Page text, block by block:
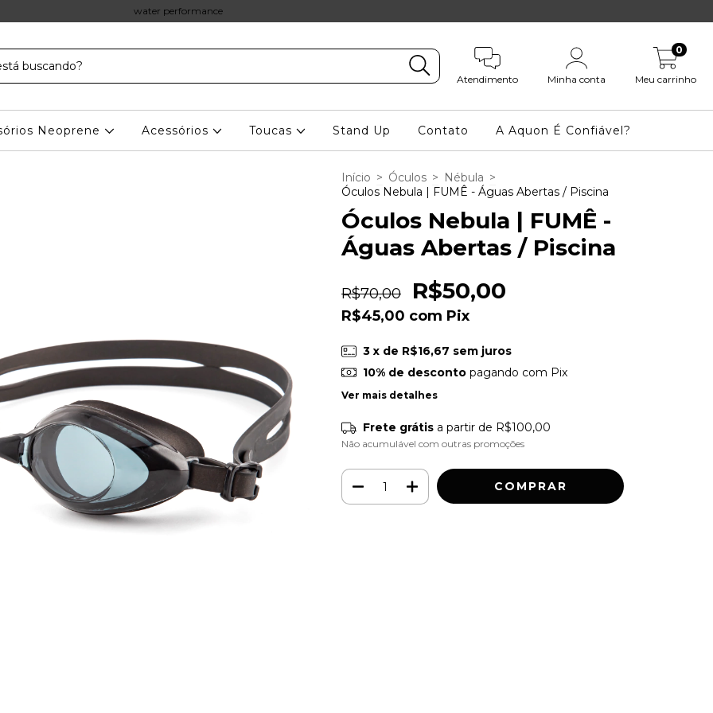
water performance
Atendimento Minha conta Meu carrinho
0
Neoprene Acessórios Toucas Stand Up Contato A Aquon É Confiável?
Início > Óculos > Nébula >
Óculos Nebula | FUMÊ - Águas Abertas / Piscina
Óculos Nebula | FUMÊ -
Águas Abertas / Piscina
R$70,00 R$50,00
R$45,00 com Pix
3 x de R$16,67 sem juros
10% de descontopagando com Pix
Ver mais detalhes
Frete grátis a partir de R$100,00
Não acumulável com outras promoções